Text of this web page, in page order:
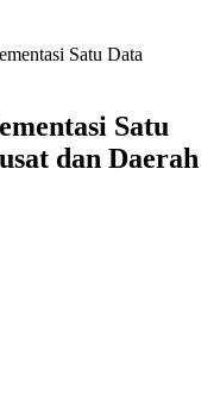
Satu Data
Satu
dan Daerah